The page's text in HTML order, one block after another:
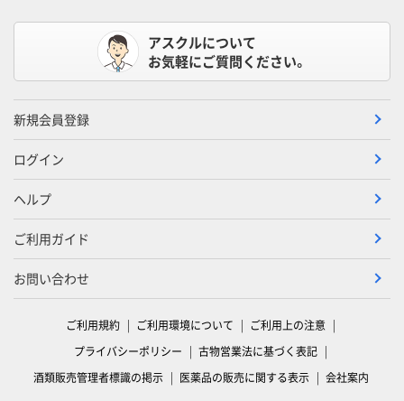
アスクルについて
お気軽にご質問ください。
新規会員登録
ログイン
ヘルプ
ご利用ガイド
お問い合わせ
ご利用規約 ご利用環境について
ご利用上の注意
プライバシーポリシー
古物営業法に基づく表記
酒類販売管理者標識の掲示
医薬品の販売に関する表示 会社案内